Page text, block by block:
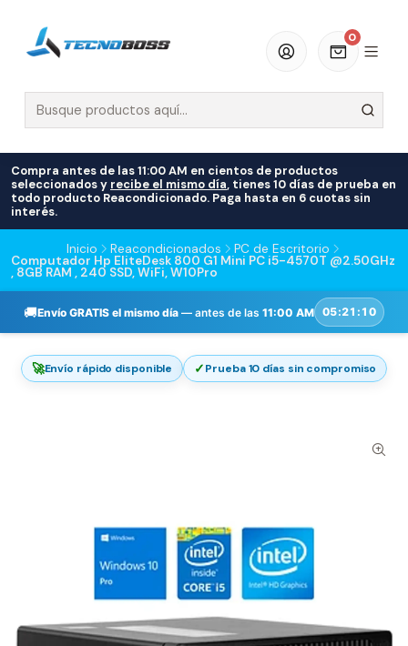
0
Compra antes de las 11:00 AM en cientos de productos
seleccionados y recibe el mismo día, tienes 10 días de prueba en
todo producto Reacondicionado. Paga hasta en 6 cuotas sin
interés.
Inicio Reacondicionados PC de Escritorio
Computador Hp EliteDesk 800 G1 Mini PC i5-4570T @2.50GHz
, 8GB RAM , 240 SSD, WiFi, W10Pro
🚚Envío GRATIS el mismo día— antes de las 11:00 AM 05:21:10
🚀Envío rápido disponible ✓Prueba 10 días sin compromiso